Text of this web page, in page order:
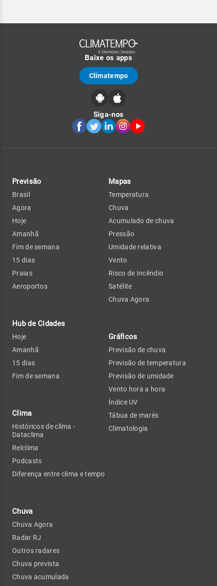
Baixe os apps
Climatempo
Siga-nos
Previsão
Brasil
Agora
Hoje
Amanhã
Fim de semana
15 dias
Praias
Aeroportos
Hub de Cidades
Hoje
Amanhã
15 dias
Fim de semana
Clima
Históricos de clima -
Dataclima
Relclima
Podcasts
Diferença entre clima e tempo
Chuva
Chuva Agora
Radar RJ
Outros radares
Chuva prevista
Chuva acumulada
Mapas
Temperatura
Chuva
Acumulado de chuva
Pressão
Umidade relativa
Vento
Risco de Incêndio
Satélite
Chuva Agora
Gráficos
Previsão de chuva
Previsão de temperatura
Previsão de umidade
Vento hora a hora
Índice UV
Tábua de marés
Climatologia